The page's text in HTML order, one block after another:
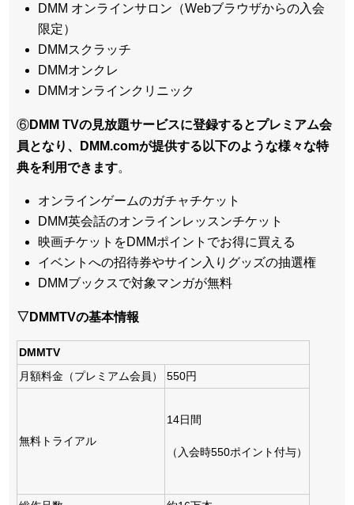
DMM オンラインサロン（Webブラウザからの入会
限定）
DMMスクラッチ
DMMオンクレ
DMMオンラインクリニック
⑥DMM TVの見放題サービスに登録するとプレミアム会
員となり、DMM.comが提供する以下のような様々な特
典を利用できます。
オンラインゲームのガチャチケット
DMM英会話のオンラインレッスンチケット
映画チケットをDMMポイントでお得に買える
イベントへの招待券やサイン入りグッズの抽選権
DMMブックスで対象マンガが無料
▽DMMTVの基本情報
DMMTV
月額料金（プレミアム会員）
550円
無料トライアル
14日間
（入会時550ポイント付与）